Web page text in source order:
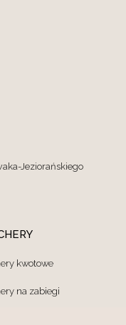
Jeziorańskiego
kwotowe
na zabiegi